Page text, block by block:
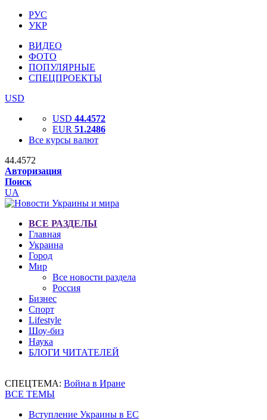
РУС
УКР
ВИДЕО
ФОТО
ПОПУЛЯРНЫЕ
СПЕЦПРОЕКТЫ
USD
USD 44.4572
EUR 51.2486
Все курсы валют
44.4572
Авторизация
Поиск
UA
ВСЕ РАЗДЕЛЫ
Главная
Украина
Город
Мир
Все новости раздела
Россия
Бизнес
Спорт
Lifestyle
Шоу-биз
Наука
БЛОГИ ЧИТАТЕЛЕЙ
СПЕЦТЕМА: Война в Иране
ВСЕ ТЕМЫ
Вступление Украины в ЕС